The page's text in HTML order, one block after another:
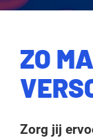
ZO
Zorg jij